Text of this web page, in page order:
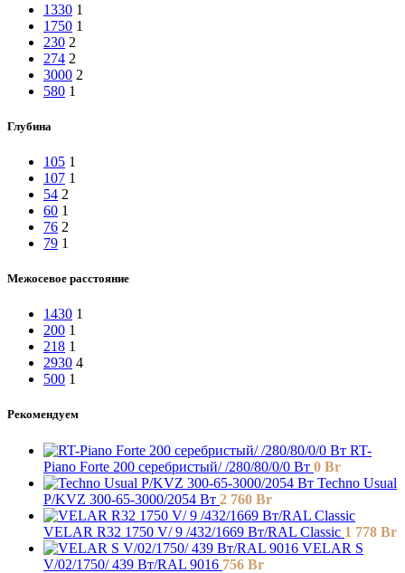
1330 1
1750 1
230 2
274 2
3000 2
580 1
Глубина
105 1
107 1
54 2
60 1
76 2
79 1
Межосевое расстояние
1430 1
200 1
218 1
2930 4
500 1
Рекомендуем
RT-
Piano Forte 200 серебристый/ /280/80/0/0 Вт 0 Br
Techno Usual
P/KVZ 300-65-3000/2054 Вт 2 760 Br
VELAR R32 1750 V/ 9 /432/1669 Вт/RAL Classic 1 778 Br
VELAR S
V/02/1750/ 439 Bт/RAL 9016 756 Br